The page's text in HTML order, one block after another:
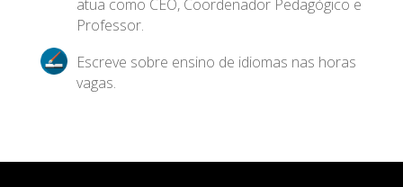
atua como CEO, Coordenador Pedagógico e
Professor.
Escreve sobre ensino de idiomas nas horas
vagas.